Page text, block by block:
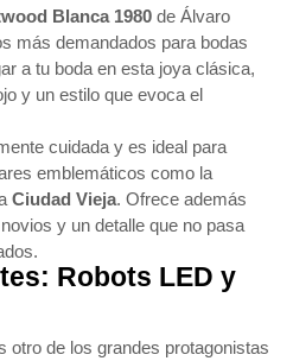
Blanca 1980 de Álvaro
más demandados para bodas
a tu boda en esta joya clásica,
y un estilo que evoca el
cuidada y es ideal para
emblemáticos como la
Ciudad Vieja. Ofrece además
y un detalle que no pasa
Robots LED y
otro de los grandes protagonistas